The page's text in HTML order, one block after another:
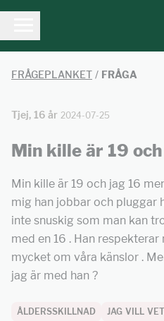
FRÅGEPLANKET / FRÅGA
Tjej, 16 år 2024-07-25
Min kille är 19
Min kille är 19 och jag 16
mig han jobbar och pluggar
inte snuskig som man kan
med en 16 . Han
mycket om våra känslor .
jag är med han ?
ÅLDERSSKILLNAD
JAG VILL